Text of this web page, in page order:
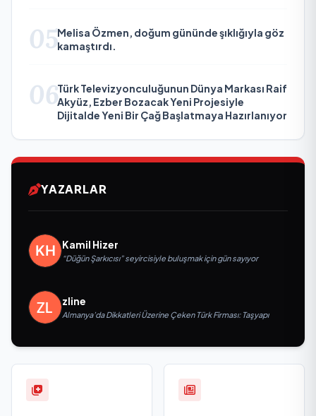
05Melisa Özmen, doğum gününde şıklığıyla göz
kamaştırdı.
06Türk Televizyonculuğunun Dünya Markası Raif
Akyüz, Ezber Bozacak Yeni Projesiyle
Dijitalde Yeni Bir Çağ Başlatmaya Hazırlanıyor
YAZARLAR
Kamil Hizer
“Düğün Şarkıcısı” seyircisiyle buluşmak için gün sayıyor
zline
Almanya’da Dikkatleri Üzerine Çeken Türk Firması: Taşyapı